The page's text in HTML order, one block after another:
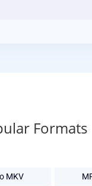
Formats
MKV